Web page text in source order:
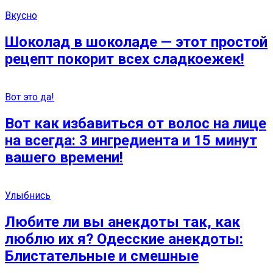
Вкусно
Шоколад в шоколаде — этот простой
рецепт покорит всех сладкоежек!
Вот это да!
Вот как избавиться от волос на лице
на всегда: 3 ингредиента и 15 минут
вашего времени!
Улыбнись
Любите ли вы анекдоты так, как
люблю их я? Одесские анекдоты:
Блистательные и смешные